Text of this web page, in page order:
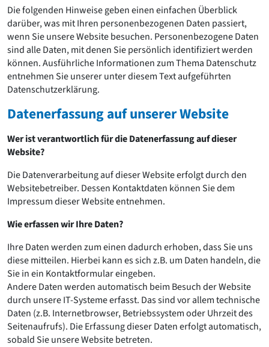
Peter Kulka
Bauten von US-Büros in NRW
Schulbaupreis NRW 2023
Peter Zumthor
David Chipperfield
Harald Deilmann
Gottfried Böhm
Peter Behrens
Big Beautiful Buildings (Großbauten der Nachkriegszeit)
Epochen
Gesamtübersicht...
Gegenwart
Postmoderne
Moderne
Reformarchitektur
Jugendstil
Historismus
Klassizismus
Barock
Renaissance
Gotik
Romanik
Die folgenden Hinweise geben einen einfachen Überblick
darüber, was mit Ihren personenbezogenen Daten passiert,
wenn Sie unsere Website besuchen. Personenbezogene Daten
sind alle Daten, mit denen Sie persönlich identifiziert werden
können. Ausführliche Informationen zum Thema Datenschutz
entnehmen Sie unserer unter diesem Text aufgeführten
Datenschutzerklärung.
Datenerfassung auf unserer Website
Wer ist verantwortlich für die Datenerfassung auf dieser
Website?
Die Datenverarbeitung auf dieser Website erfolgt durch den
Websitebetreiber. Dessen Kontaktdaten können Sie dem
Impressum dieser Website entnehmen.
Wie erfassen wir Ihre Daten?
Ihre Daten werden zum einen dadurch erhoben, dass Sie uns
diese mitteilen. Hierbei kann es sich z.B. um Daten handeln, die
Sie in ein Kontaktformular eingeben.
Andere Daten werden automatisch beim Besuch der Website
durch unsere IT-Systeme erfasst. Das sind vor allem technische
Daten (z.B. Internetbrowser, Betriebssystem oder Uhrzeit des
Seitenaufrufs). Die Erfassung dieser Daten erfolgt automatisch,
sobald Sie unsere Website betreten.